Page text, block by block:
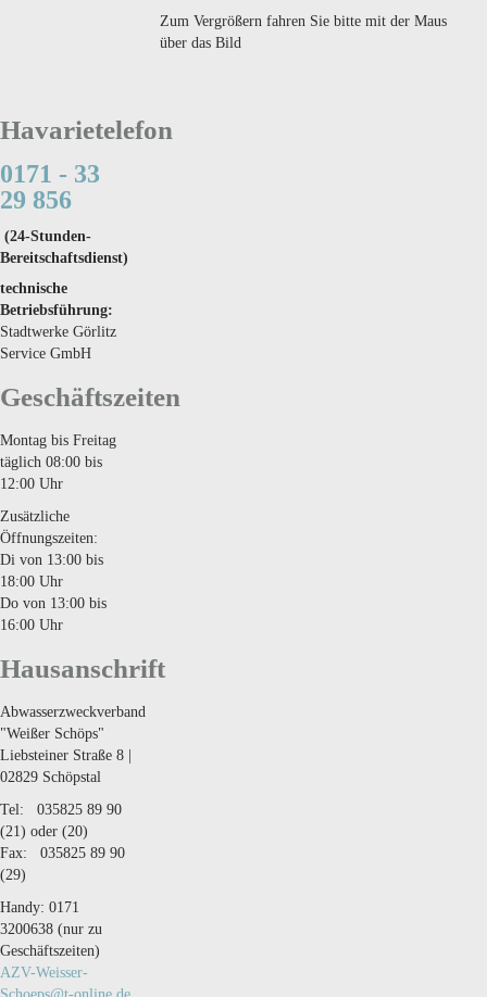
Zum Vergrößern fahren Sie bitte mit der Maus
über das Bild
Havarietelefon
0171 - 33
29 856
(24-Stunden-
Bereitschaftsdienst)
technische
Betriebsführung:
Stadtwerke Görlitz
Service GmbH
Geschäftszeiten
Montag bis Freitag
täglich 08:00 bis
12:00 Uhr
Zusätzliche
Öffnungszeiten:
Di von 13:00 bis
18:00 Uhr
Do von 13:00 bis
16:00 Uhr
Hausanschrift
Abwasserzweckverband
"Weißer Schöps"
Liebsteiner Straße 8 |
02829 Schöpstal
Tel: 035825 89 90
(21) oder (20)
Fax: 035825 89 90
(29)
Handy: 0171
3200638 (nur zu
Geschäftszeiten)
AZV-Weisser-